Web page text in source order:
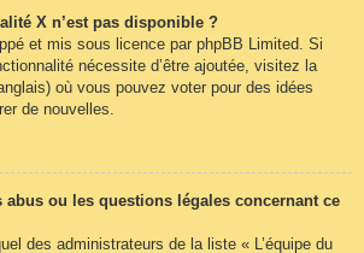
X n’est pas disponible ?
et mis sous licence par phpBB Limited. Si
nécessite d’être ajoutée, visitez la
où vous pouvez voter pour des idées
de nouvelles.
ou les questions légales concernant ce
des administrateurs de la liste « L’équipe du